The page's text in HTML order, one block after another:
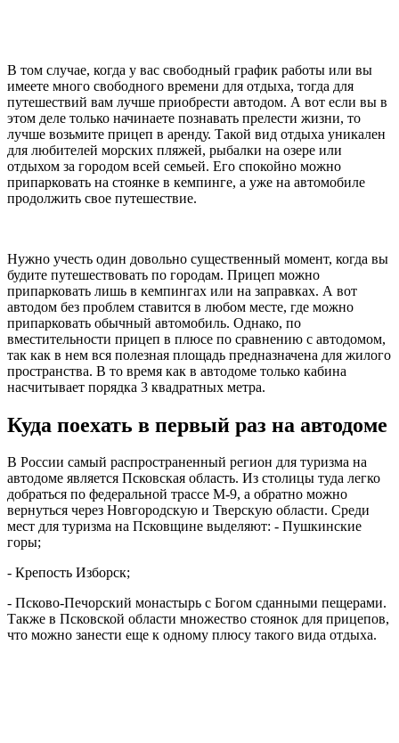
В том случае, когда у вас свободный график работы или вы
имеете много свободного времени для отдыха, тогда для
путешествий вам лучше приобрести автодом. А вот если вы в
этом деле только начинаете познавать прелести жизни, то
лучше возьмите прицеп в аренду. Такой вид отдыха уникален
для любителей морских пляжей, рыбалки на озере или
отдыхом за городом всей семьей. Его спокойно можно
припарковать на стоянке в кемпинге, а уже на автомобиле
продолжить свое путешествие.
Нужно учесть один довольно существенный момент, когда вы
будите путешествовать по городам. Прицеп можно
припарковать лишь в кемпингах или на заправках. А вот
автодом без проблем ставится в любом месте, где можно
припарковать обычный автомобиль. Однако, по
вместительности прицеп в плюсе по сравнению с автодомом,
так как в нем вся полезная площадь предназначена для жилого
пространства. В то время как в автодоме только кабина
насчитывает порядка 3 квадратных метра.
Куда поехать в первый раз на автодоме
В России самый распространенный регион для туризма на
автодоме является Псковская область. Из столицы туда легко
добраться по федеральной трассе М-9, а обратно можно
вернуться через Новгородскую и Тверскую области. Среди
мест для туризма на Псковщине выделяют: - Пушкинские
горы;
- Крепость Изборск;
- Псково-Печорский монастырь с Богом сданными пещерами.
Также в Псковской области множество стоянок для прицепов,
что можно занести еще к одному плюсу такого вида отдыха.